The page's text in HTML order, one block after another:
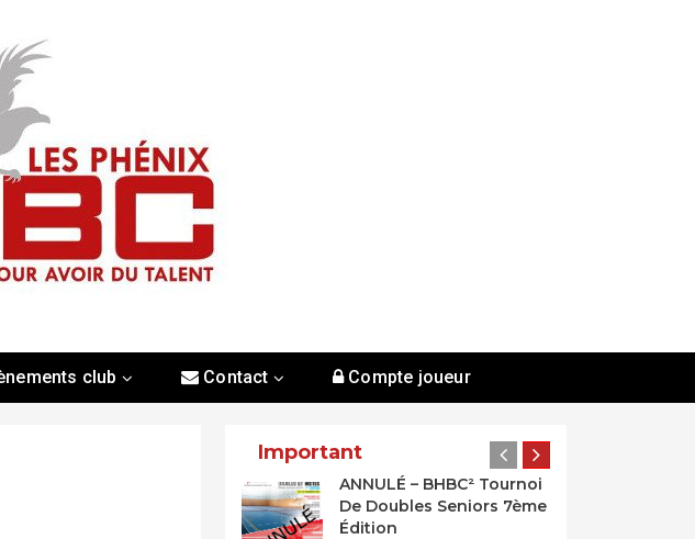
club Contact Compte joueur
Important
ANNULÉ – BHBC² Tournoi
De Doubles Seniors 7ème
Édition